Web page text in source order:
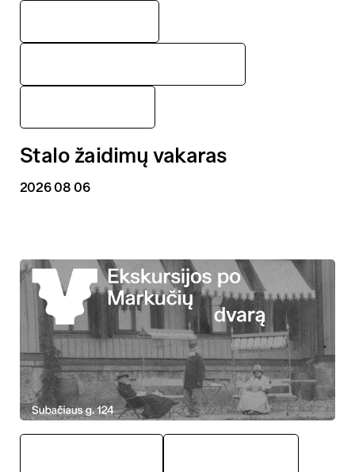
Stalo žaidimų vakaras
2026 08 06